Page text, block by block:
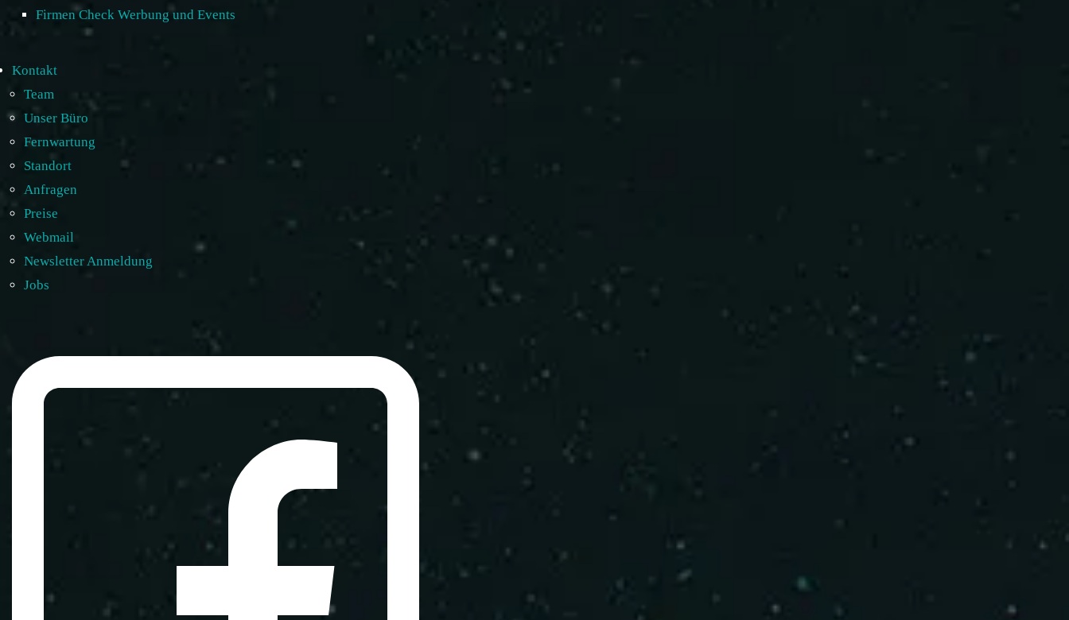
Firmen Check Werbung und Events
Kontakt
Team
Unser Büro
Fernwartung
Standort
Anfragen
Preise
Webmail
Newsletter Anmeldung
Jobs